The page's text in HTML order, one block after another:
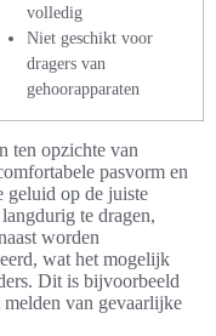
volledig
Niet geschikt voor
dragers van
gehoorapparaten
ten opzichte van
pasvorm en
geluid op de juiste
te dragen,
worden
wat het mogelijk
Dit is bijvoorbeeld
van gevaarlijke